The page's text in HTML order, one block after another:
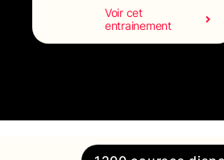
Voir cet
entrainement